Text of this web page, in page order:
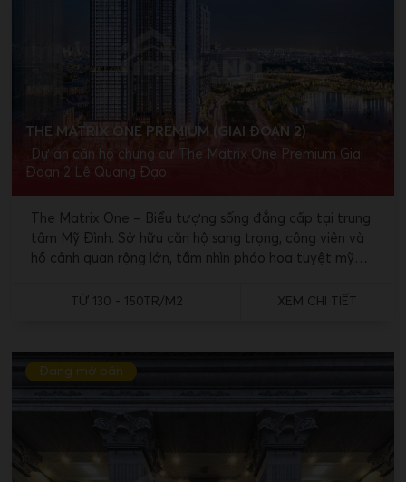
THE MATRIX ONE PREMIUM (GIAI ĐOẠN 2)
Dự án căn hộ chung cư The Matrix One Premium Giai
Đoạn 2 Lê Quang Đạo
The Matrix One – Biểu tượng sống đẳng cấp tại trung
tâm Mỹ Đình. Sở hữu căn hộ sang trọng, công viên và
hồ cảnh quan rộng lớn, tầm nhìn pháo hoa tuyệt mỹ
One Premium – Time Luxe Living khẳng định vị thế cho
TỪ 130 - 150TR/M2 XEM CHI TIẾT
Đang mở bán